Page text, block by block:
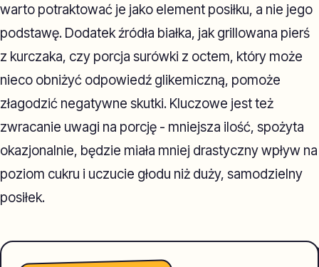
warto potraktować je jako element posiłku, a nie jego
podstawę. Dodatek źródła białka, jak grillowana pierś
z kurczaka, czy porcja surówki z octem, który może
nieco obniżyć odpowiedź glikemiczną, pomoże
złagodzić negatywne skutki. Kluczowe jest też
zwracanie uwagi na porcję - mniejsza ilość, spożyta
okazjonalnie, będzie miała mniej drastyczny wpływ na
poziom cukru i uczucie głodu niż duży, samodzielny
posiłek.